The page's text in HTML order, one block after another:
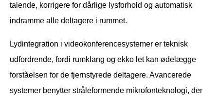
talende, korrigere for dårlige lysforhold og automatisk
indramme alle deltagere i rummet.
Lydintegration i videokonferencesystemer er teknisk
udfordrende, fordi rumklang og ekko let kan ødelægge
forståelsen for de fjernstyrede deltagere. Avancerede
systemer benytter stråleformende mikrofonteknologi, der